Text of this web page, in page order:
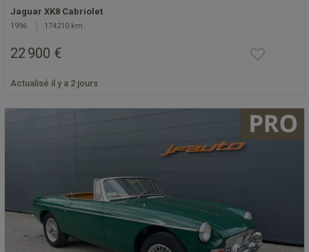
Jaguar XK8 Cabriolet
1996 174210 km
22 900 €
Actualisé il y a 2 jours